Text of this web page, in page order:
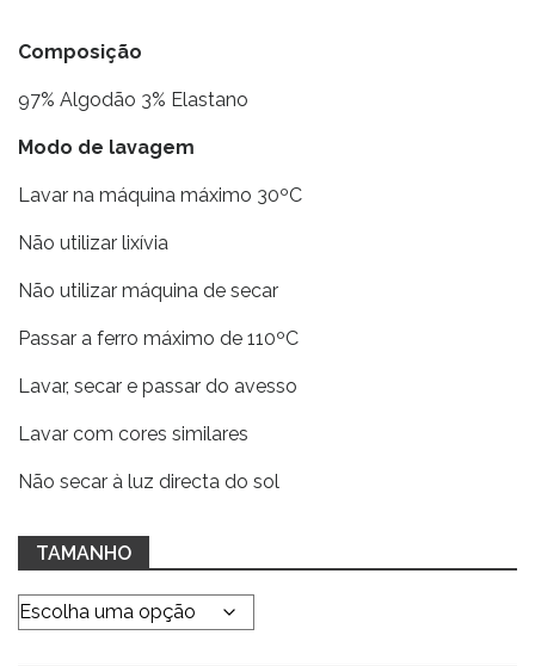
Composição
97% Algodão 3% Elastano
Modo de lavagem
Lavar na máquina máximo 30ºC
Não utilizar lixívia
Não utilizar máquina de secar
Passar a ferro máximo de 110ºC
Lavar, secar e passar do avesso
Lavar com cores similares
Não secar à luz directa do sol
TAMANHO